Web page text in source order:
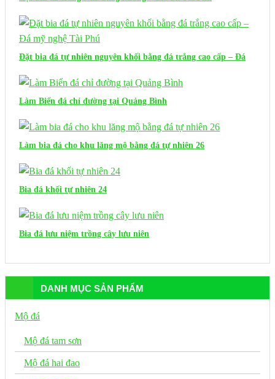
Đặt bia đá tự nhiên nguyên khối bằng đá trắng cao cấp – Đá
Làm Biển đá chỉ đường tại Quảng Bình
Làm bia đá cho khu lăng mộ bằng đá tự nhiên 26
Bia đá khối tự nhiên 24
Bia đá lưu niệm trồng cây lưu niên
DANH MỤC SẢN PHẨM
Mộ đá
Mộ đá tam sơn
Mộ đá hai đao